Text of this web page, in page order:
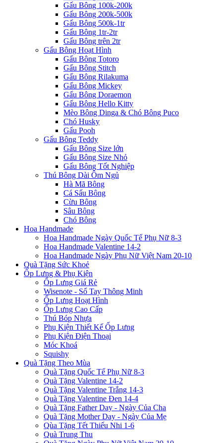
Gấu Bông 100k-200k
Gấu Bông 200k-500k
Gấu Bông 500k-1tr
Gấu Bông 1tr-2tr
Gấu Bông trên 2tr
Gấu Bông Hoạt Hình
Gấu Bông Totoro
Gấu Bông Stitch
Gấu Bông Rilakuma
Gấu Bông Mickey
Gấu Bông Doraemon
Gấu Bông Hello Kitty
Mèo Bông Dinga & Chó Bông Puco
Chó Husky
Gấu Pooh
Gấu Bông Teddy
Gấu Bông Size lớn
Gấu Bông Size Nhỏ
Gấu Bông Tốt Nghiệp
Thú Bông Dài Ôm Ngủ
Hà Mã Bông
Cá Sấu Bông
Cừu Bông
Sâu Bông
Chó Bông
Hoa Handmade
Hoa Handmade Ngày Quốc Tế Phụ Nữ 8-3
Hoa Handmade Valentine 14-2
Hoa Handmade Ngày Phụ Nữ Việt Nam 20-10
Quà Tặng Sức Khoẻ
Ốp Lưng & Phụ Kiện
Ốp Lưng Giá Rẻ
Wisenote - Sổ Tay Thông Minh
Ốp Lưng Hoạt Hình
Ốp Lưng Cao Cấp
Thú Bóp Nhựa
Phụ Kiện Thiết Kế Ốp Lưng
Phụ Kiện Điện Thoại
Móc Khoá
Squishy
Quà Tặng Theo Mùa
Quà Tặng Quốc Tế Phụ Nữ 8-3
Quà Tặng Valentine 14-2
Quà Tặng Valentine Trắng 14-3
Quà Tặng Valentine Đen 14-4
Quà Tặng Father Day - Ngày Của Cha
Quà Tặng Mother Day - Ngày Của Mẹ
Qùa Tặng Tết Thiếu Nhi 1-6
Quà Trung Thu